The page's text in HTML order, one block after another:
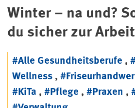
Winter – na und?
du sicher zur Arbeit
#Alle Gesundheitsberufe ,
Wellness ,
#KiTa , #Pflege , #Praxen ,